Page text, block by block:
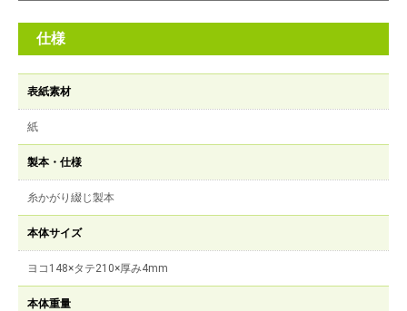
仕様
表紙素材
紙
製本・仕様
糸かがり綴じ製本
本体サイズ
ヨコ148×タテ210×厚み4mm
本体重量